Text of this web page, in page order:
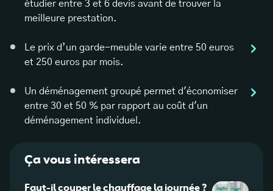
étudier entre 3 et 6 devis avant de trouver la
meilleure prestation.
Le prix d’un garde-meuble varie entre 50 euros
et 250 euros par mois.
Un déménagement groupé permet d'économiser
entre 30 et 50 % par rapport au coût d'un
déménagement individuel.
Ça vous intéressera
Faut-il couper le chauffage la journée ?